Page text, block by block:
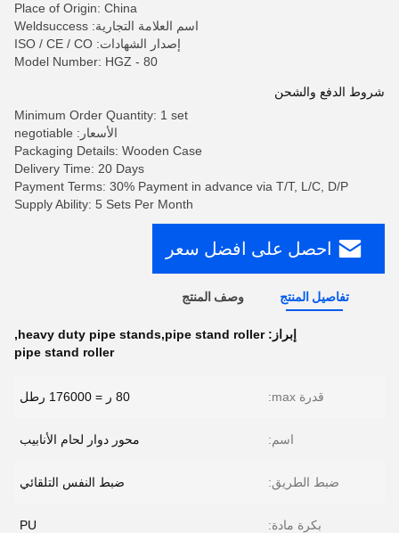
Place of Origin: China
اسم العلامة التجارية: Weldsuccess
إصدار الشهادات: ISO / CE / CO
Model Number: HGZ - 80
شروط الدفع والشحن
Minimum Order Quantity: 1 set
الأسعار: negotiable
Packaging Details: Wooden Case
Delivery Time: 20 Days
Payment Terms: 30% Payment in advance via T/T, L/C, D/P
Supply Ability: 5 Sets Per Month
احصل على افضل سعر
تفاصيل المنتج وصف المنتج
إبراز:heavy duty pipe stands,pipe stand roller
,
pipe stand roller
قدرة max: 80 ر = 176000 رطل
اسم: محور دوار لحام الأنابيب
ضبط الطريق: ضبط النفس التلقائي
بكرة مادة: PU